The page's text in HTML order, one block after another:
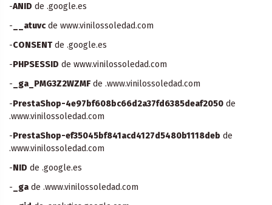
-ANID de .google.es
- __atuvc de www.vinilossoledad.com
-CONSENT de .google.es
-PHPSESSID de www.vinilossoledad.com
- _ga_PMG3Z2WZMF de .www.vinilossoledad.com
-PrestaShop-4e97bf608bc66d2a37fd6385deaf2050 de
.www.vinilossoledad.com
-PrestaShop-ef35045bf841acd4127d5480b1118deb de
.www.vinilossoledad.com
-NID de .google.es
- _ga de .www.vinilossoledad.com